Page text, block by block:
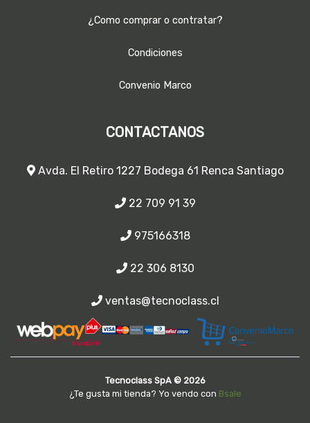
¿Como comprar o contratar?
Condiciones
Convenio Marco
CONTACTANOS
Avda. El Retiro 1227 Bodega 61 Renca Santiago
22 709 91 39
975166318
22 306 8130
ventas@tecnoclass.cl
Tecnoclass SpA © 2026
¿Te gusta mi tienda? Yo vendo con Bsale